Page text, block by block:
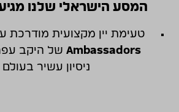
המסע הישראלי שלנו
טעימת יין מקצועית מודרכת
Ambassadors של היקב
ניסיון עשיר בעולם